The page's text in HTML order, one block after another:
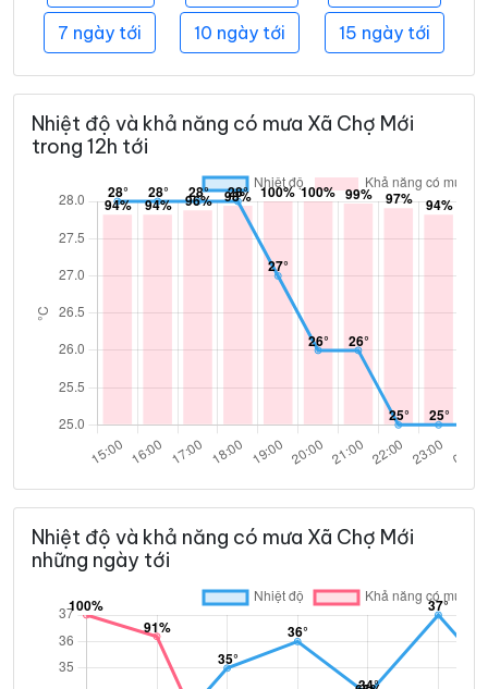
7 ngày tới 10 ngày tới 15 ngày tới
Nhiệt độ và khả năng có mưa Xã Chợ Mới
trong 12h tới
Nhiệt độ và khả năng có mưa Xã Chợ Mới
những ngày tới